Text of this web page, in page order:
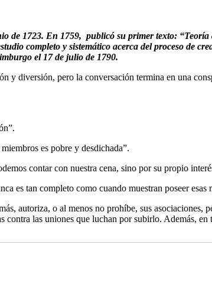
de 1723. En 1759, publicó su primer texto:
completo y sistemático acerca del proceso de
el 17 de julio de 1790.
y diversión, pero la conversación termina en una
es pobre y desdichada”.
contar con nuestra cena, sino por su propio
es tan completo como cuando muestran poseer
autoriza, o al menos no prohíbe, sus
las uniones que luchan por subirlo. Además,